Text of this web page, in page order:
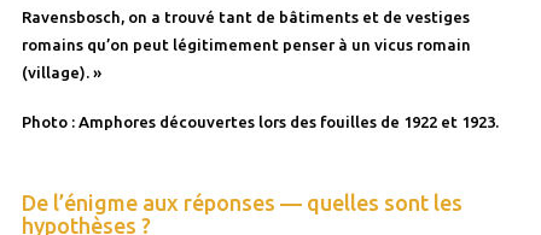
Ravensbosch, on a trouvé tant de bâtiments et de vestiges
romains qu’on peut légitimement penser à un vicus romain
(village). »
Photo : Amphores découvertes lors des fouilles de 1922 et 1923.
De l’énigme aux réponses — quelles sont les
hypothèses ?